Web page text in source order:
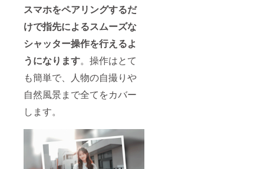
スマホをペアリングするだ
けで指先によるスムーズな
シャッター操作を行えるよ
うになります。操作はとて
も簡単で、人物の自撮りや
自然風景まで全てをカバー
します。